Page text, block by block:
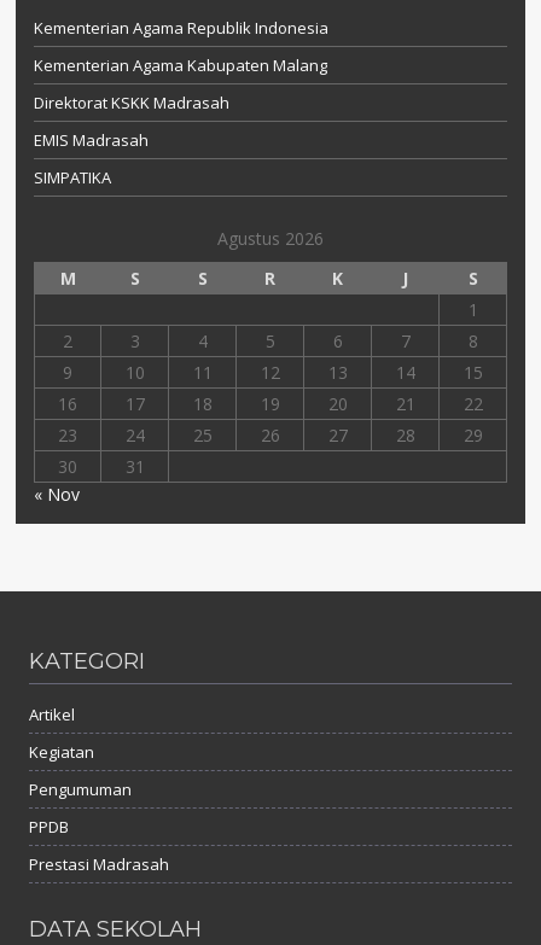
Kementerian Agama Republik Indonesia
Kementerian Agama Kabupaten Malang
Direktorat KSKK Madrasah
EMIS Madrasah
SIMPATIKA
Agustus 2026
M
S S R K J
S
1
2
3 4 5 6 7
8
9
10 11 12 13 14
15
16
17 18 19 20 21
22
23
24 25 26 27 28
29
30
31
« Nov
KATEGORI
Artikel
Kegiatan
Pengumuman
PPDB
Prestasi Madrasah
DATA SEKOLAH